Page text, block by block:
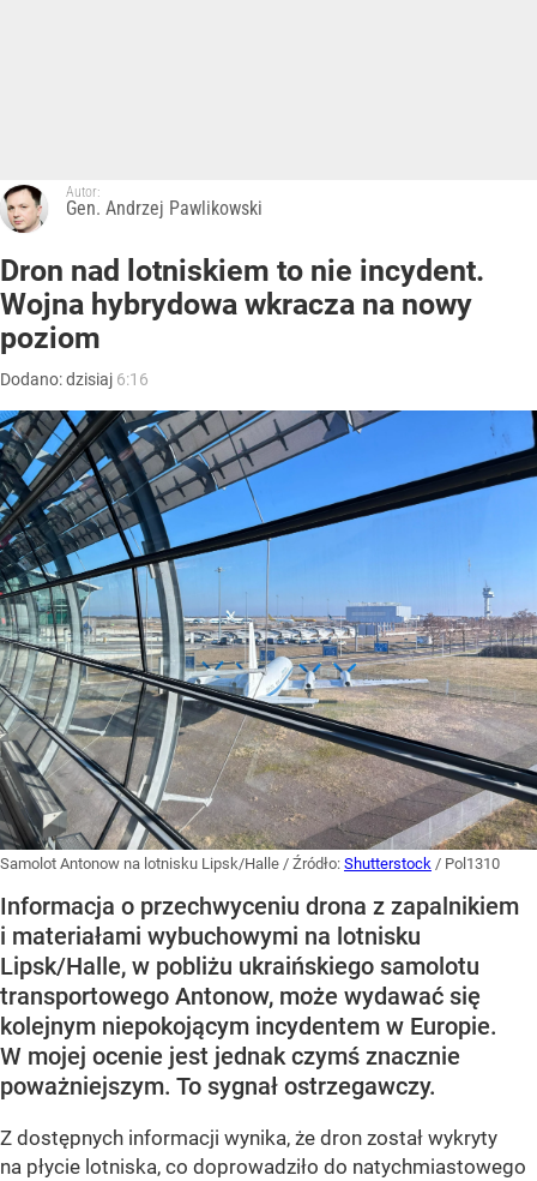
Autor:
Gen. Andrzej Pawlikowski
Dron nad lotniskiem to nie incydent.
Wojna hybrydowa wkracza na nowy
poziom
Dodano:dzisiaj 6:16
Samolot Antonow na lotnisku Lipsk/Halle / Źródło: Shutterstock / Pol1310
Informacja o przechwyceniu drona z zapalnikiem
i materiałami wybuchowymi na lotnisku
Lipsk/Halle, w pobliżu ukraińskiego samolotu
transportowego Antonow, może wydawać się
kolejnym niepokojącym incydentem w Europie.
W mojej ocenie jest jednak czymś znacznie
poważniejszym. To sygnał ostrzegawczy.
Z dostępnych informacji wynika, że dron został wykryty
na płycie lotniska, co doprowadziło do natychmiastowego